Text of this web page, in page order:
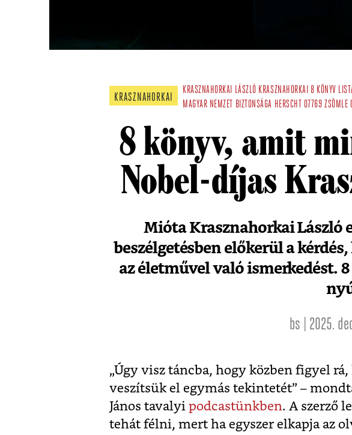
KRASZNAHORKAI
KRASZNAHORKAI LÁSZLÓ KRASZNAHORKAI 8 KÖNYV
MAGYAR NEMZET BIZTONSÁGA HERSCHT 07769 ZSÖMLE
8 könyv, amit
Nobel-díjas
Mióta Krasznahorkai László
beszélgetésben előkerül a
az életművel való ismerkedést.
bs | 2025.
„Úgy visz táncba, hogy közben figyel
veszítsük el egymás tekintetét” –
János tavalyi podcastünkben. A szerző
tehát félni, mert ha egyszer elkapja az